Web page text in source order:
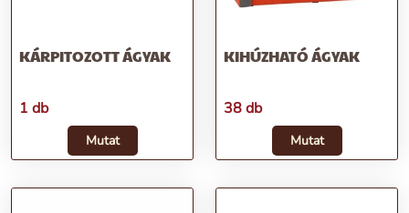
KÁRPITOZOTT ÁGYAK
1 db
Mutat
KIHÚZHATÓ ÁGYAK
38 db
Mutat